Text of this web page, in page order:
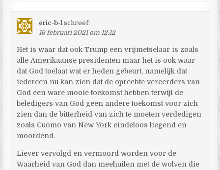
eric-b-l schreef:
16 februari 2021 om 12:12
Het is waar dat ook Trump een vrijmetselaar is zoals
alle Amerikaanse presidenten maar het is ook waar
dat God toelaat wat er heden gebeurt, namelijk dat
iedereen nu kan zien dat de oprechte vereerders van
God een ware mooie toekomst hebben terwijl de
beledigers van God geen andere toekomst voor zich
zien dan de bitterheid van zich te moeten verdedigen
zoals Cuomo van New York eindeloos liegend en
moordend.
Liever vervolgd en vermoord worden voor de
Waarheid van God dan meehuilen met de wolven die